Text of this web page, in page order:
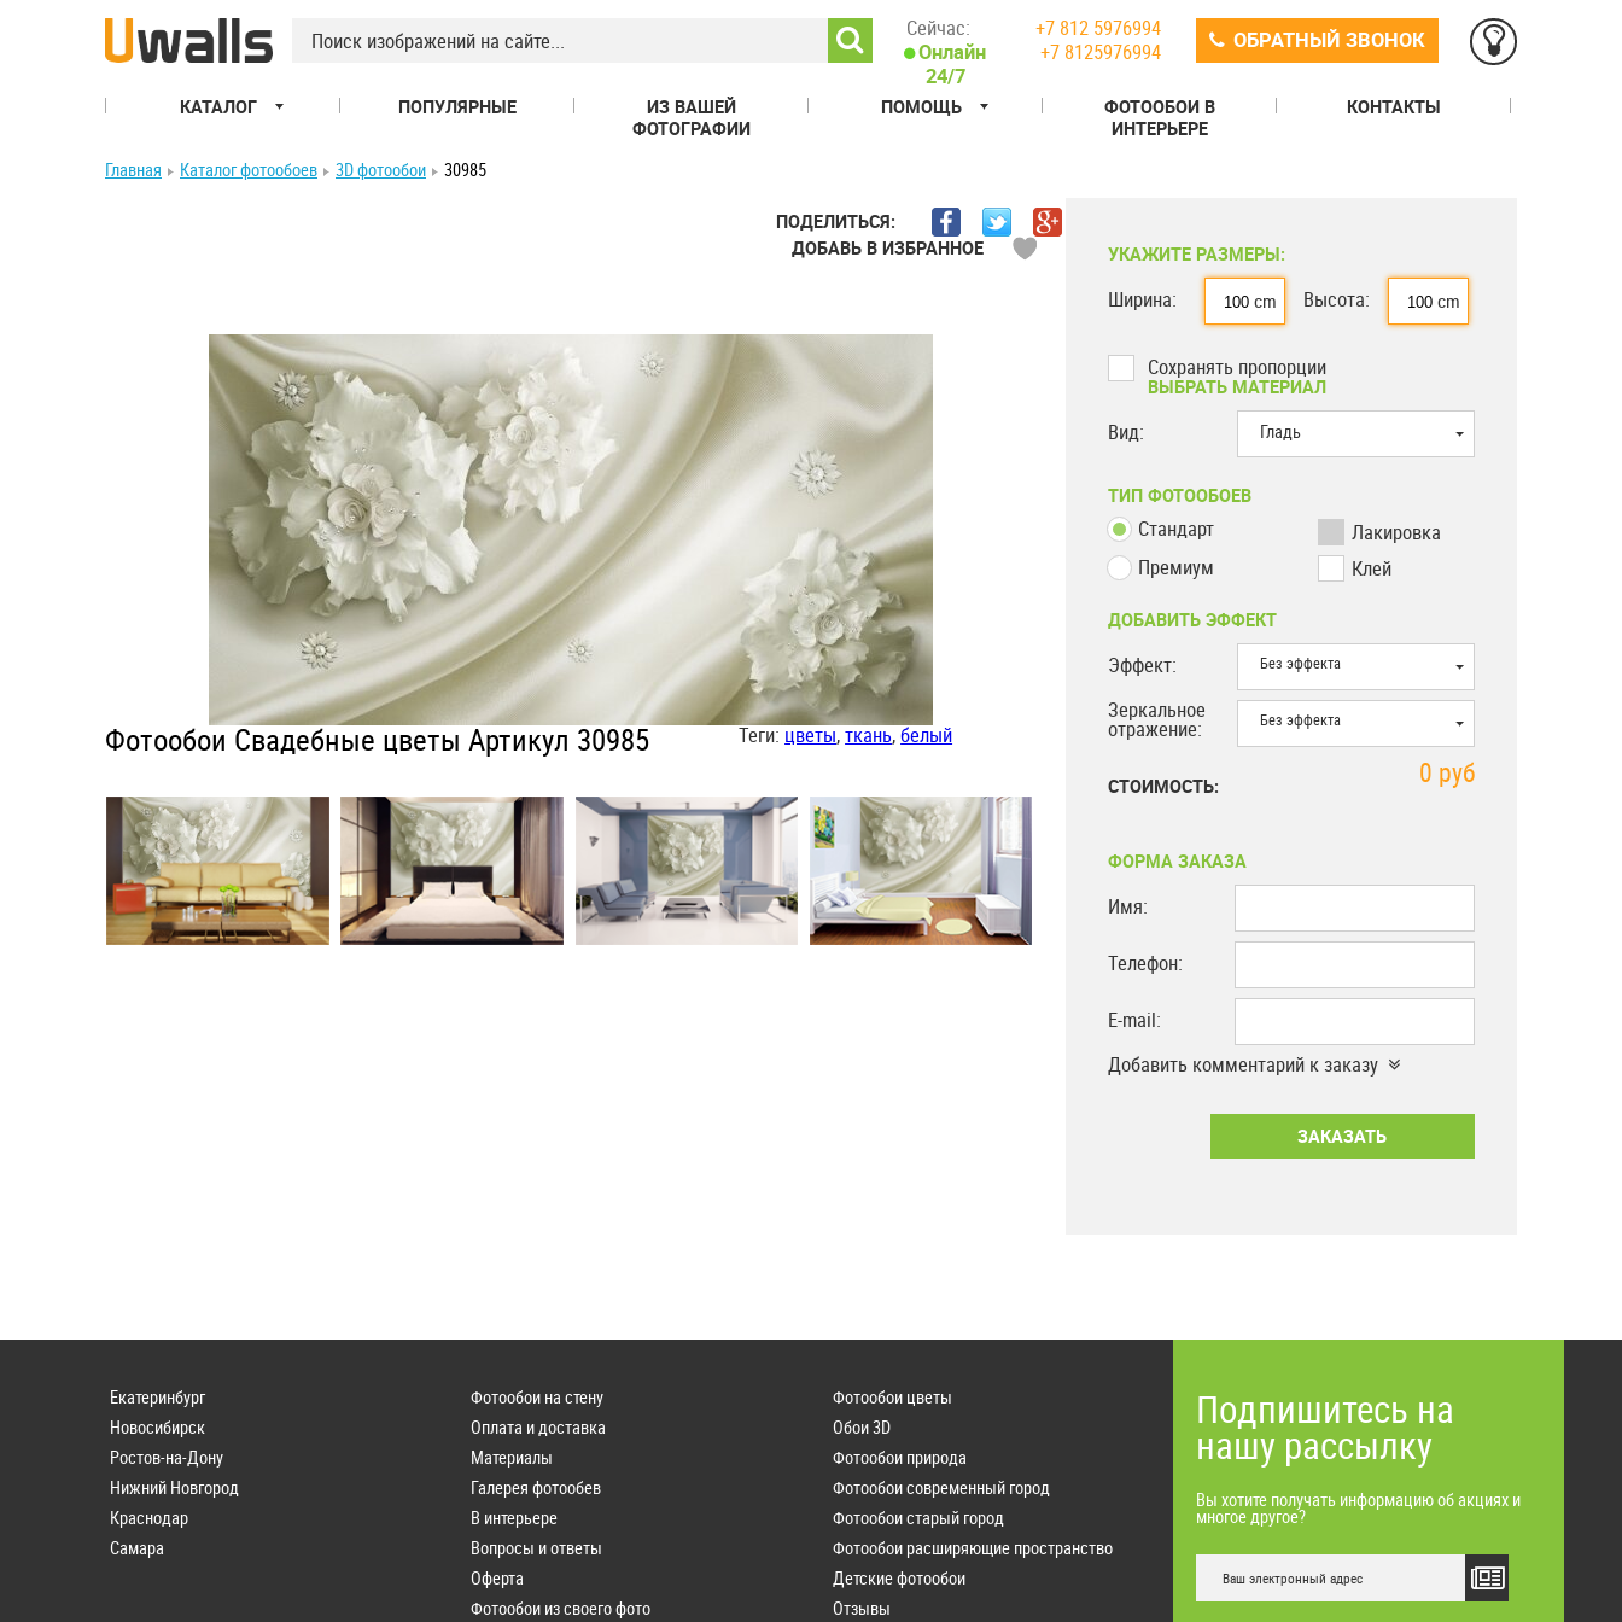
Сейчас:
Онлайн
24/7
+7 812 5976994
+7 8125976994
ОБРАТНЫЙ ЗВОНОК
КАТАЛОГ ПОПУЛЯРНЫЕ
ИЗ ВАШЕЙ
ФОТОГРАФИИ
ПОМОЩЬ
ФОТООБОИ В
ИНТЕРЬЕРЕ
КОНТАКТЫ
Главная Каталог фотообоев 3D фотообои 30985
ПОДЕЛИТЬСЯ:
ДОБАВЬ В ИЗБРАННОЕ
Фотообои Свадебные цветы Артикул 30985 Теги: цветы,ткань,белый
УКАЖИТЕ РАЗМЕРЫ:
Ширина: cm Высота: cm
Сохранять пропорции
ВЫБРАТЬ МАТЕРИАЛ
Гладь
Вид:
ТИП ФОТООБОЕВ
Стандарт
Премиум
Лакировка
Клей
ДОБАВИТЬ ЭФФЕКТ
Без эффекта
Эффект:
Без эффекта
Зеркальное
отражение:
СТОИМОСТЬ: 0 руб
ФОРМА ЗАКАЗА
Имя:
Телефон:
E-mail:
Добавить комментарий к заказу
Екатеринбург
Новосибирск
Ростов-на-Дону
Нижний Новгород
Краснодар
Самара
Фотообои на стену
Оплата и доставка
Материалы
Галерея фотообев
В интерьере
Вопросы и ответы
Оферта
Фотообои из своего фото
Фотообои цветы
Обои 3D
Фотообои природа
Фотообои современный город
Фотообои старый город
Фотообои расширяющие пространство
Детские фотообои
Отзывы
Подпишитесь на
нашу рассылку
Вы хотите получать информацию об акциях и
многое другое?